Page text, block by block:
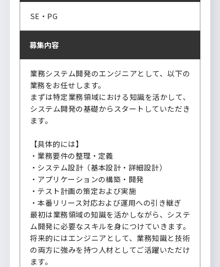
SE・PG
募集内容
業務システム開発のエンジニアとして、以下の
業務をお任せします。
まずは特定業務領域における知識を活かして、
システム開発の基礎からスタートしていただき
ます。
【具体的には】
・業務要件の整理・定義
・システム設計（基本設計・詳細設計）
・アプリケーションの構築・開発
・テスト計画の策定および実施
・本番リリース対応および運用への引き継ぎ
最初は業務領域の知識を活かしながら、システ
ム開発に必要なスキルを身につけていきます。
将来的にはエンジニアとして、業務知識と技術
の両方に強みを持つ人材としてご活躍いただけ
ます。